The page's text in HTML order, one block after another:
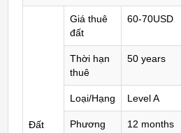
Đất
Giá thuê
đất
60-70USD
Thời hạn
thuê
50 years
Loại/Hạng Level A
Phương
12 months